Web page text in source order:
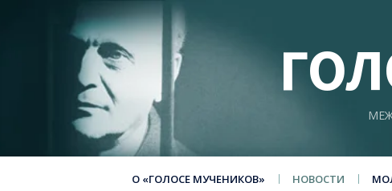
О «ГОЛОСЕ МУЧЕНИКОВ» НОВОСТИ